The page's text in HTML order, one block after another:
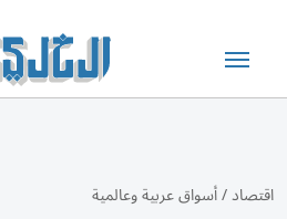
اقتصاد/أسواق عربية وعالمية